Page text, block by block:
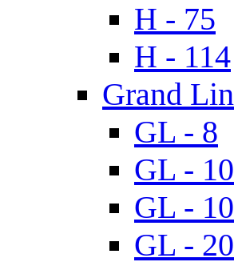
H - 75
H - 114
Grand
GL - 8
GL - 10
GL -
GL - 20